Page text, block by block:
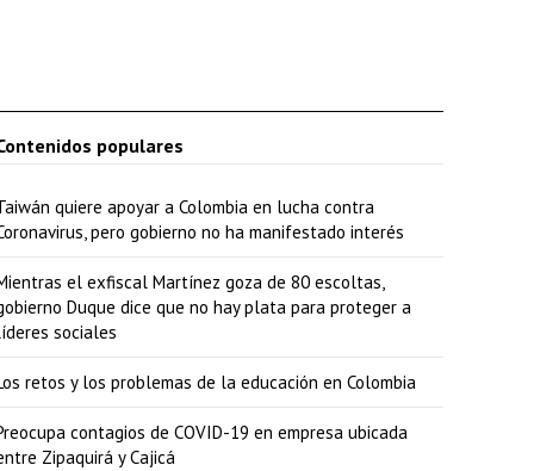
t
a
o
i
s
n
populares
quiere apoyar a Colombia en lucha contra
pero gobierno no ha manifestado interés
el exfiscal Martínez goza de 80 escoltas,
Duque dice que no hay plata para proteger a
sociales
retos y los problemas de la educación en Colombia
contagios de COVID-19 en empresa ubicada
Zipaquirá y Cajicá